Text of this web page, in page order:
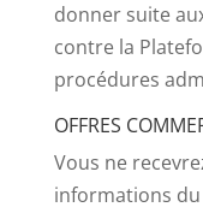
donner suite
contre la
procédures
OFFRES
Vous ne
informations